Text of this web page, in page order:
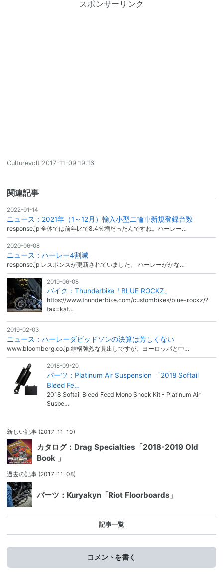
スポンサーリンク
Culturevolt 2017-11-09 19:16
関連記事
2022-01-14
ニュース：2021年（1～12月）輸入小型二輪車新規登録台数
response.jp 全体では前年比で8.4％増だったんですね。ハーレー…
2020-06-08
ニュース：ハーレー4割減
response.jp レスポンスが更新されていました。 ハーレーがかな…
2019-06-08
バイク：Thunderbike「BLUE ROCKZ」
https://www.thunderbike.com/custombikes/blue-rockz/?
tax=kat…
2019-02-03
ニュース：ハーレーダビッドソンの決算は芳しくない
www.bloomberg.co.jp 結構強烈な見出しですが、ヨーロッパと中…
2018-09-20
パーツ：Platinum Air Suspension 「2018 Softail
Bleed Fe…
2018 Softail Bleed Feed Mono Shock Kit - Platinum Air
Suspe…
新しい記事 (2017-11-10)
カタログ：Drag Specialties「2018-2019 Old
Book 」
過去の記事 (2017-11-08)
パーツ：Kuryakyn「Riot Floorboards」
記事一覧
コメントを書く